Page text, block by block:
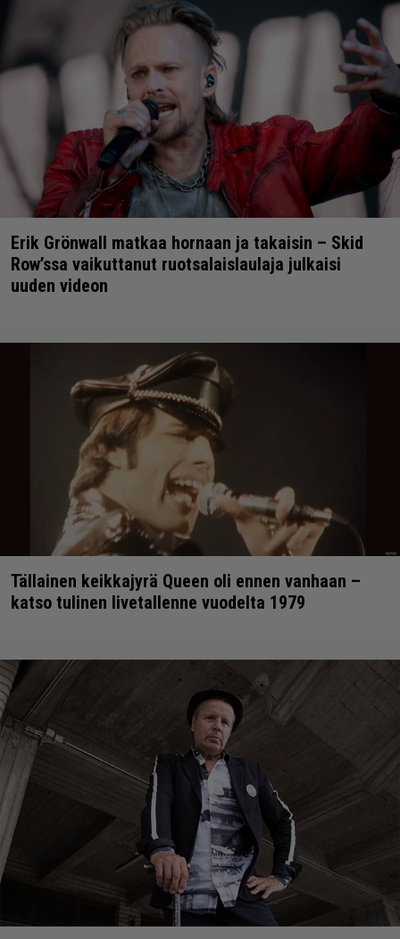
Erik Grönwall matkaa hornaan ja takaisin – Skid
Row’ssa vaikuttanut ruotsalaislaulaja julkaisi
uuden videon
Tällainen keikkajyrä Queen oli ennen vanhaan –
katso tulinen livetallenne vuodelta 1979